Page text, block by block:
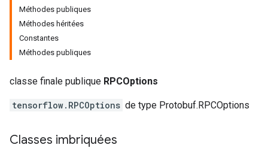
Méthodes publiques
Méthodes héritées
Constantes
Méthodes publiques
classe finale publique RPCOptions
tensorflow.RPCOptions de type Protobuf.RPCOptions
Classes imbriquées